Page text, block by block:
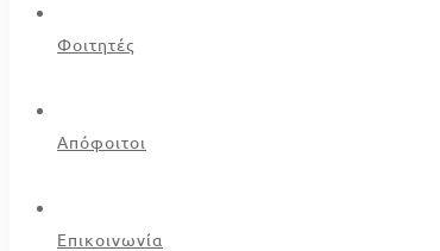
Φοιτητές
Απόφοιτοι
Επικοινωνία